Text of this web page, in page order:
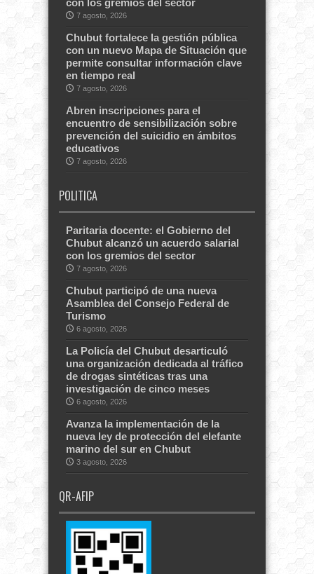
con los gremios del sector
7 agosto, 2026
Chubut fortalece la gestión pública
con un nuevo Mapa de Situación que
permite consultar información clave
en tiempo real
7 agosto, 2026
Abren inscripciones para el
encuentro de sensibilización sobre
prevención del suicidio en ámbitos
educativos
7 agosto, 2026
POLITICA
Paritaria docente: el Gobierno del
Chubut alcanzó un acuerdo salarial
con los gremios del sector
7 agosto, 2026
Chubut participó de una nueva
Asamblea del Consejo Federal de
Turismo
6 agosto, 2026
La Policía del Chubut desarticuló
una organización dedicada al tráfico
de drogas sintéticas tras una
investigación de cinco meses
6 agosto, 2026
Avanza la implementación de la
nueva ley de protección del elefante
marino del sur en Chubut
3 agosto, 2026
QR-AFIP